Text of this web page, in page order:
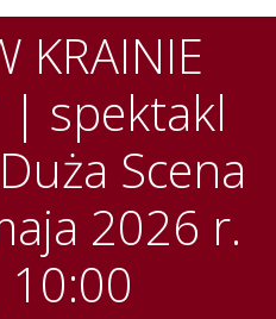
KRAINIE
| spektakl
Scena
2026 r.